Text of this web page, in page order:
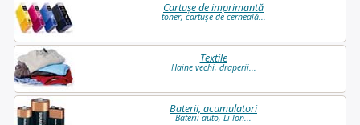
Cartușe de imprimantă
toner, cartușe de cerneală...
Textile
Haine vechi, draperii...
Baterii, acumulatori
Baterii auto, Li-Ion...